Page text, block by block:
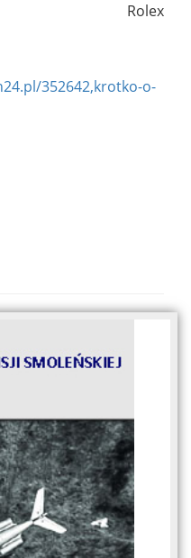
Rolex
352642,krotko-o-